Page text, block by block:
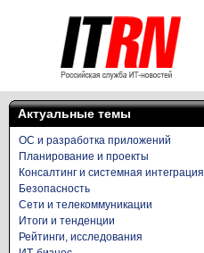
Актуальные темы
ОС и разработка приложений
Планирование и проекты
Консалтинг и системная интеграция
Безопасность
Сети и телекоммуникации
Итоги и тенденции
Рейтинги, исследования